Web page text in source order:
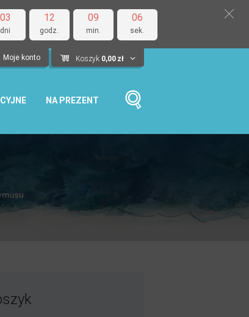
03
dni
12
godz.
09
min.
06
sek.
Moje konto Koszyk 0,00 zł
NA PREZENT